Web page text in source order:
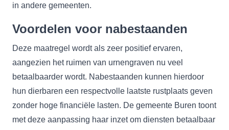
in andere gemeenten.
Voordelen voor nabestaanden
Deze maatregel wordt als zeer positief ervaren,
aangezien het ruimen van urnengraven nu veel
betaalbaarder wordt. Nabestaanden kunnen hierdoor
hun dierbaren een respectvolle laatste rustplaats geven
zonder hoge financiële lasten. De gemeente Buren toont
met deze aanpassing haar inzet om diensten betaalbaar